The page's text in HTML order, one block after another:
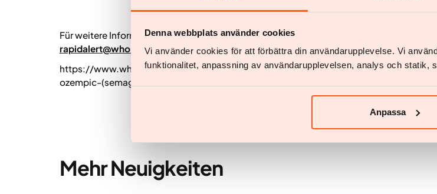
Denna webbplats använder cookies
Vi använder cookies för att förbättra din användarupplevelse. Vi
funktionalitet, anpassning av användarupplevelsen, analys och statik,
Anpassa
Für weitere Informationen und um eventuelle Hinweise zu melden, wenden Sie sich an die
rapidalert@who.int.
https://www.who.int/news/item/19-06-2024-medical-product-alert-n-2-2024--
ozempic-(semaglutide)
Mehr Neuigkeiten